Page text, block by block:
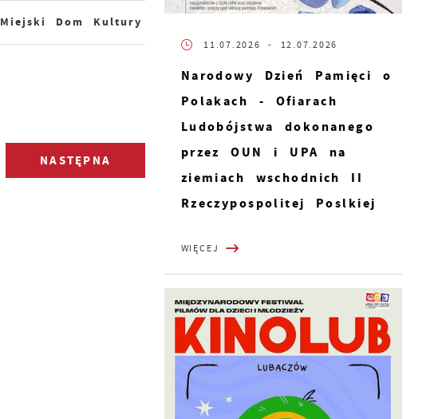
Miejski Dom Kultury
NASTĘPNA
11.07.2026 - 12.07.2026
Narodowy Dzień Pamięci o
Polakach - Ofiarach
Ludobójstwa dokonanego
przez OUN i UPA na
ziemiach wschodnich II
Rzeczypospolitej Poslkiej
WIĘCEJ